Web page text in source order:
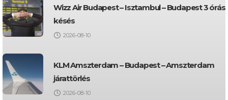
Wizz Air Budapest – Isztambul – Budapest 3 órás
késés
2026-08-10
KLM Amszterdam – Budapest – Amszterdam
járattörlés
2026-08-10